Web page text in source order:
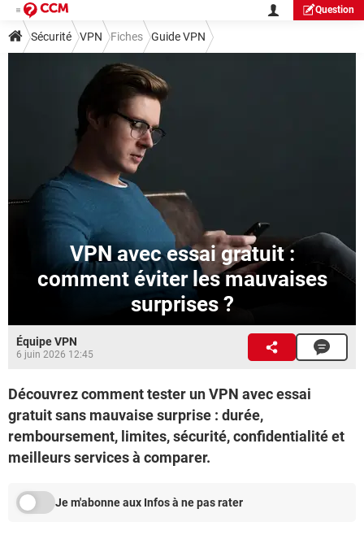
Question
Sécurité VPN Fiches Guide VPN
VPN avec essai gratuit :
comment éviter les mauvaises
surprises ?
Équipe VPN
6 juin 2026 12:45
Découvrez comment tester un VPN avec essai
gratuit sans mauvaise surprise : durée,
remboursement, limites, sécurité, confidentialité et
meilleurs services à comparer.
Je m'abonne aux Infos à ne pas rater